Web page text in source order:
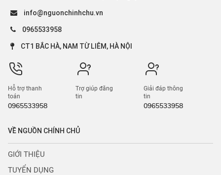
info@nguonchinhchu.vn
0965533958
CT1 BẮC HÀ, NAM TỪ LIÊM, HÀ NỘI
Hỗ trợ thanh
toán
0965533958
Trợ giúp đăng
tin
Giải đáp thông
tin
0965533958
VỀ NGUỒN CHÍNH CHỦ
GIỚI THIỆU
TUYỂN DỤNG